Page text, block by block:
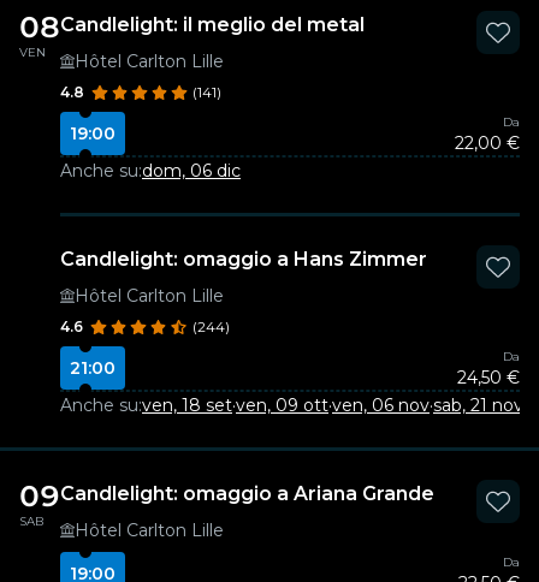
08
VEN
Candlelight: il meglio del metal
Hôtel Carlton Lille
4.8 (141)
19:00
Da
22,00 €
Anche su:dom, 06 dic
Candlelight: omaggio a Hans Zimmer
Hôtel Carlton Lille
4.6 (244)
21:00
Da
24,50 €
Anche su:ven, 18 set·ven, 09 ott·ven, 06 nov·sab, 21 nov
09
SAB
Candlelight: omaggio a Ariana Grande
Hôtel Carlton Lille
19:00
Da